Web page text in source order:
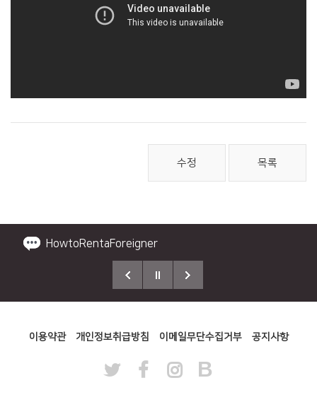
수정 목록
HowtoRentaForeigner
2026 바이크제주 NEW 공지사항!
제주에서 제일 큰 왕초보 교육연습장소
태국 방콕점 해피바이크데이 신규오픈!
이용약관 개인정보취급방침 이메일무단수집거부 공지사항